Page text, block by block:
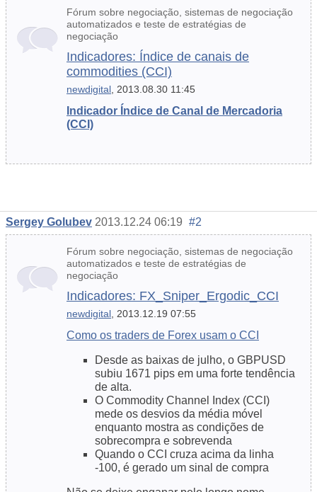
Fórum sobre negociação, sistemas de negociação
automatizados e teste de estratégias de
negociação
Indicadores: Índice de canais de
commodities (CCI)
newdigital , 2013.08.30 11:45
Indicador Índice de Canal de Mercadoria
(CCI)
Sergey Golubev 2013.12.24 06:19 #2
Fórum sobre negociação, sistemas de negociação
automatizados e teste de estratégias de
negociação
Indicadores: FX_Sniper_Ergodic_CCI
newdigital , 2013.12.19 07:55
Como os traders de Forex usam o CCI
Desde as baixas de julho, o GBPUSD
subiu 1671 pips em uma forte tendência
de alta.
O Commodity Channel Index (CCI)
mede os desvios da média móvel
enquanto mostra as condições de
sobrecompra e sobrevenda
Quando o CCI cruza acima da linha
-100, é gerado um sinal de compra